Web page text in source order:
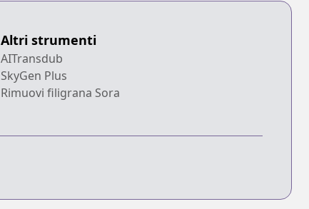
Altri strumenti
AITransdub
SkyGen Plus
Rimuovi filigrana Sora